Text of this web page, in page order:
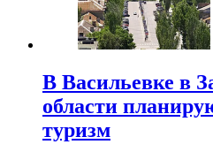
В Васильевке в
области
туризм